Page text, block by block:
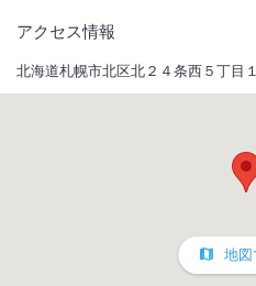
アクセス情報
北海道札幌市北区北２４条西５丁目
地図